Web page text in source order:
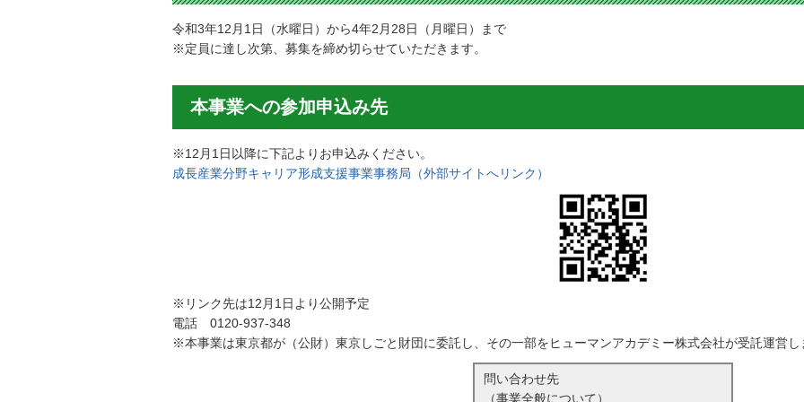
令和3年12月1日（水曜日）から4年2月28日（月曜日）まで
※定員に達し次第、募集を締め切らせていただきます。
本事業への参加申込み先
※12月1日以降に下記よりお申込みください。
成長産業分野キャリア形成支援事業事務局（外部サイトへリンク）
※リンク先は12月1日より公開予定
電話 0120-937-348
※本事業は東京都が（公財）東京しごと財団に委託し、その一部をヒューマンアカデミー株式会社が受託運営し
問い合わせ先
（事業全般について）